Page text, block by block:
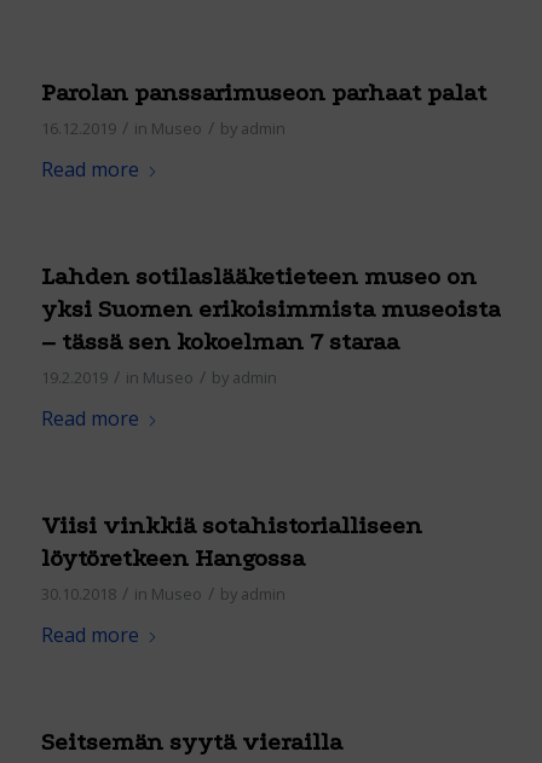
Parolan panssarimuseon parhaat palat
16.12.2019 / in Museo / by admin
Read more
Lahden sotilaslääketieteen museo on
yksi Suomen erikoisimmista museoista
– tässä sen kokoelman 7 staraa
19.2.2019 / in Museo / by admin
Read more
Viisi vinkkiä sotahistorialliseen
löytöretkeen Hangossa
30.10.2018 / in Museo / by admin
Read more
Seitsemän syytä vierailla